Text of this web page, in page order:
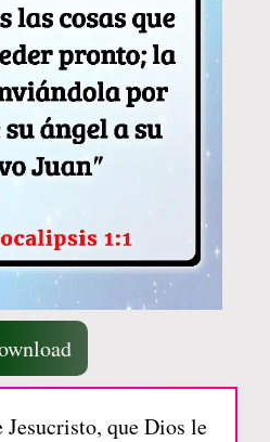
Jesucristo, que Dios le